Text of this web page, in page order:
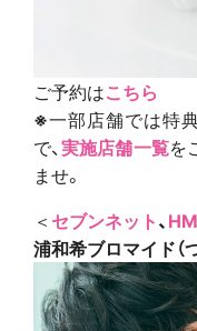
ご予約はこちら
※一部店舗では特
で、実施店舗一覧を
ませ。
＜ セブンネット、
浦和希ブロマイド（